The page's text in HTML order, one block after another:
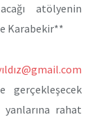
atölyenin
Karabekir**
gerçekleşecek
yanlarına rahat